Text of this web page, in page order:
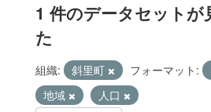
1 件のデータセットが
た
組織: 斜里町 フォーマット:
地域
人口